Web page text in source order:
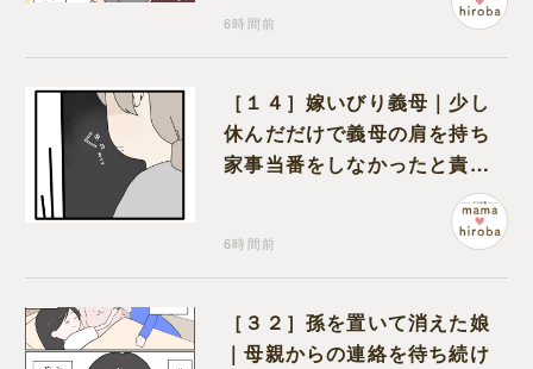
6時間前
［１４］嫁いびり義母｜少し
休んだだけで義母の肩を持ち
家事当番をしなかったと責め
6時間前
［３２］孫を置いて消えた娘
｜母親からの連絡を待ち続け